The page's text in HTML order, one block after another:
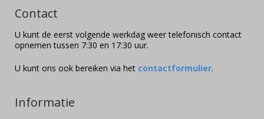
Contact
U kunt de eerst volgende werkdag weer telefonisch contact
opnemen tussen 7:30 en 17:30 uur.
U kunt ons ook bereiken via het contactformulier.
Informatie